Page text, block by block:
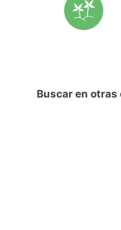
Buscar en